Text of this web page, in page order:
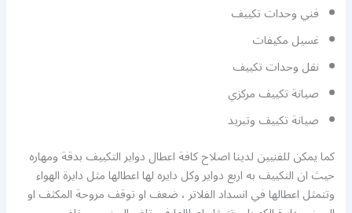
فني وحدات تكييف
غسيل مكيفات
نقل وحدات تكييف
صيانة تكييف مركزي
صيانة تكييف وتبريد
كما يمكن للفنيين لدينا اصلاح كافة اعطال دواير التكييف بدقة ومهاره
حيث ان التكييف به اربع دواير وكل دايره لها اعطالها مثل دايرة الهواء
وتتمثل اعطالها في انسداد الفلاتر ، ضعف او توقف مروحة المكثف او